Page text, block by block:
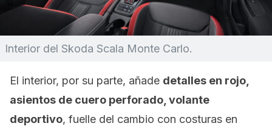
Interior del Skoda Scala Monte Carlo.
El interior, por su parte, añade detalles en rojo,
asientos de cuero perforado, volante
deportivo, fuelle del cambio con costuras en